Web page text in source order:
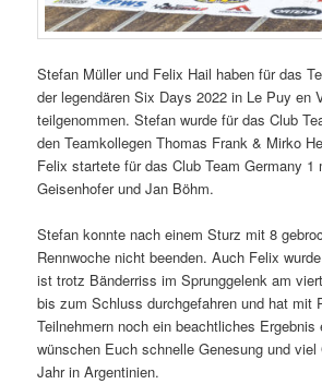
Stefan Müller und Felix Hail haben für das
der legendären Six Days 2022 in Le Puy en
teilgenommen. Stefan wurde für das Club
den Teamkollegen Thomas Frank & Mirko
Felix startete für das Club Team Germany 1
Geisenhofer und Jan Böhm.
Stefan konnte nach einem Sturz mit 8
Rennwoche nicht beenden. Auch Felix
ist trotz Bänderriss im Sprunggelenk am
bis zum Schluss durchgefahren und hat mit
Teilnehmern noch ein beachtliches Ergebnis
wünschen Euch schnelle Genesung und
Jahr in Argentinien.